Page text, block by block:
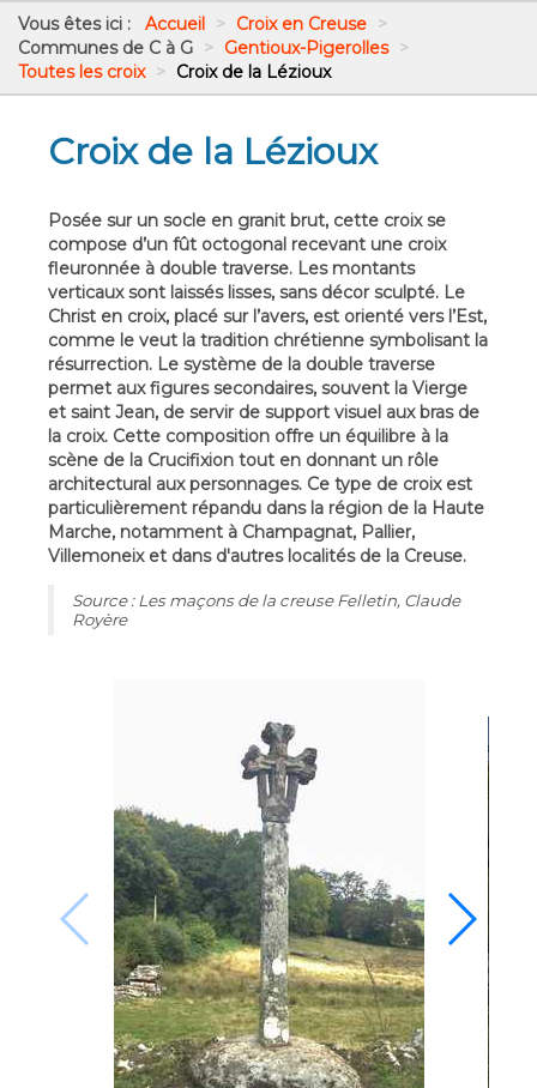
Vous êtes ici : Accueil > Croix en Creuse >
Communes de C à G > Gentioux-Pigerolles >
Toutes les croix > Croix de la Lézioux
Croix de la Lézioux
Posée sur un socle en granit brut, cette croix se
compose d’un fût octogonal recevant une croix
fleuronnée à double traverse. Les montants
verticaux sont laissés lisses, sans décor sculpté. Le
Christ en croix, placé sur l’avers, est orienté vers l’Est,
comme le veut la tradition chrétienne symbolisant la
résurrection. Le système de la double traverse
permet aux figures secondaires, souvent la Vierge
et saint Jean, de servir de support visuel aux bras de
la croix. Cette composition offre un équilibre à la
scène de la Crucifixion tout en donnant un rôle
architectural aux personnages. Ce type de croix est
particulièrement répandu dans la région de la Haute
Marche, notamment à Champagnat, Pallier,
Villemoneix et dans d'autres localités de la Creuse.
Source : Les maçons de la creuse Felletin, Claude
Royère